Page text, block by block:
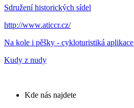
Sdružení historických sídel
http://www.aticcr.cz/
Na kole i pěšky - cykloturistiká aplikace
Kudy z nudy
Kde nás najdete